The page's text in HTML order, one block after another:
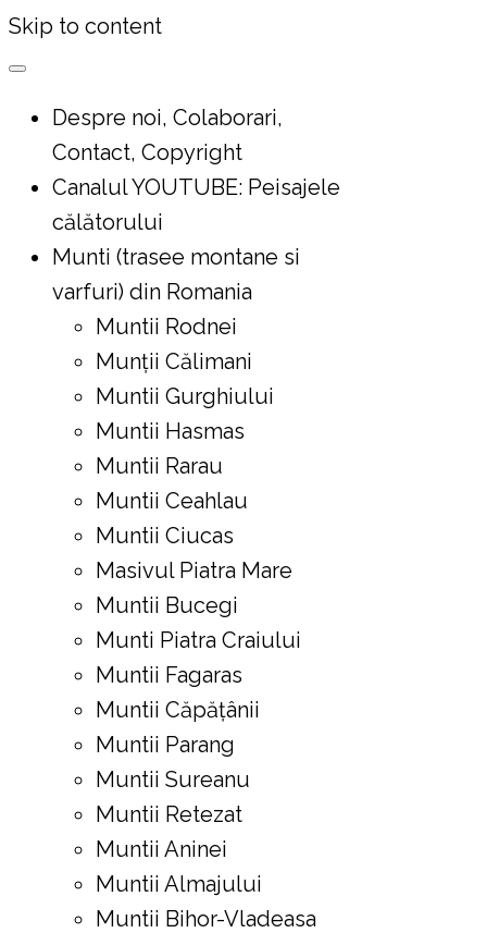
Skip to content
Despre noi, Colaborari,
Contact, Copyright
Canalul YOUTUBE: Peisajele
călătorului
Munti (trasee montane si
varfuri) din Romania
Muntii Rodnei
Munţii Călimani
Muntii Gurghiului
Muntii Hasmas
Muntii Rarau
Muntii Ceahlau
Muntii Ciucas
Masivul Piatra Mare
Muntii Bucegi
Munti Piatra Craiului
Muntii Fagaras
Muntii Căpățânii
Muntii Parang
Muntii Sureanu
Muntii Retezat
Muntii Aninei
Muntii Almajului
Muntii Bihor-Vladeasa